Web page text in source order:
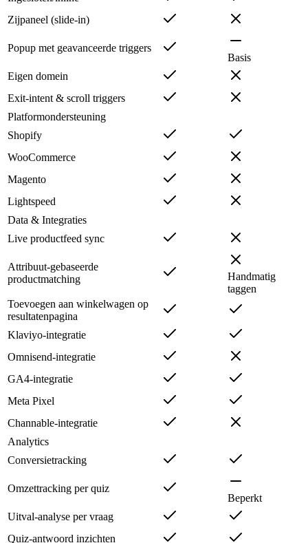
Zijpaneel (slide-in)
Popup met geavanceerde triggers
Basis
Eigen domein
Exit-intent & scroll triggers
Platformondersteuning
Shopify
WooCommerce
Magento
Lightspeed
Data & Integraties
Live productfeed sync
Attribuut-gebaseerde
productmatching
Handmatig
taggen
Toevoegen aan winkelwagen op
resultatenpagina
Klaviyo-integratie
Omnisend-integratie
GA4-integratie
Meta Pixel
Channable-integratie
Analytics
Conversietracking
Omzettracking per quiz
Beperkt
Uitval-analyse per vraag
Quiz-antwoord inzichten